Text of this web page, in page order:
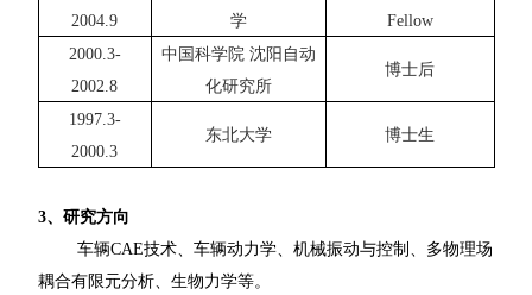
2004.9
学
Fellow
2000.3-
2002.8
中国科学院 沈阳自动
化研究所
博士后
1997.3-
2000.3
东北大学 博士生
3、研究方向
车辆CAE技术、车辆动力学、机械振动与控制、多物理场
耦合有限元分析、生物力学等。